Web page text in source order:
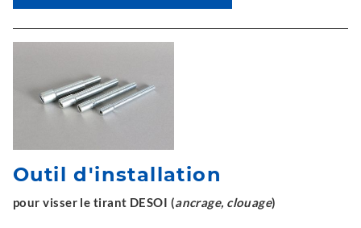
Outil d'installation
pour visser le tirant DESOI (ancrage, clouage)